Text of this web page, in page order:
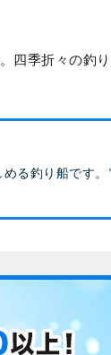
四季折々の釣
る釣り船です。